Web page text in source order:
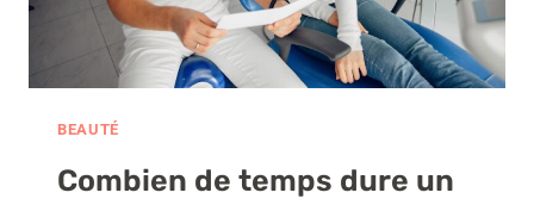
BEAUTÉ
Combien de temps dure un